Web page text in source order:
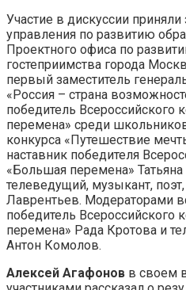
Участие в дискуссии
управления по развитию
Проектного офиса по
гостеприимства города
первый заместитель
«Россия – страна
победитель Всероссийского
перемена» среди
конкурса «Путешествие
наставник победителя
«Большая перемена»
телеведущий, музыкант,
Лаврентьев. Модераторами
победитель Всероссийского
перемена» Рада Кротова и
Антон Комолов.
Алексей Агафонов в своем